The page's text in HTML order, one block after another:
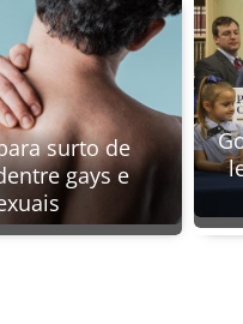
surto de
gays e